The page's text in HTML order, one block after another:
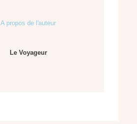
A propos de l'auteur
Le Voyageur